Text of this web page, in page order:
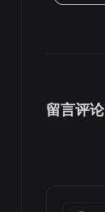
留言评论